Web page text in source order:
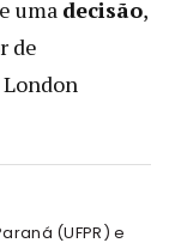
uma decisão,
de
(UFPR) e